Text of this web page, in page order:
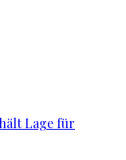
Lage für